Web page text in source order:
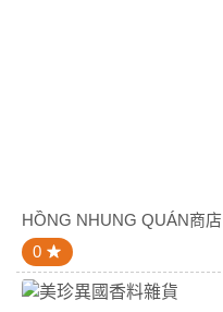
HỒNG NHUNG QUÁN商店
0